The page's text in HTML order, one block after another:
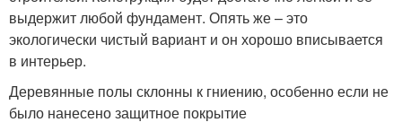
выдержит любой фундамент. Опять же – это
экологически чистый вариант и он хорошо вписывается
в интерьер.
Деревянные полы склонны к гниению, особенно если не
было нанесено защитное покрытие